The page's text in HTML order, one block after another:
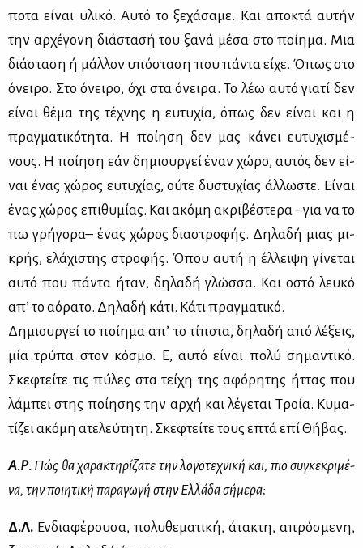
πο­τα εί­ναι υλι­κό. Αυ­τό το ξε­χά­σα­με. Και απο­κτά αυ­τήν
την αρ­χέ­γο­νη διά­στα­σή του ξα­νά μέ­σα στο ποί­η­μα. Μια
διά­στα­ση ή μάλ­λον υπό­στα­ση που πά­ντα εί­χε. Όπως στο
όνει­ρο. Στο όνει­ρο, όχι στα όνει­ρα. Το λέω αυ­τό για­τί δεν
εί­ναι θέ­μα της τέ­χνης η ευ­τυ­χία, όπως δεν εί­ναι και η
πραγ­μα­τι­κό­τη­τα. Η ποί­η­ση δεν μας κά­νει ευ­τυ­χι­σμέ­
νους. Η ποί­η­ση εάν δη­μιουρ­γεί έναν χώ­ρο, αυ­τός δεν εί­
ναι ένας χώ­ρος ευ­τυ­χί­ας, ού­τε δυ­στυ­χί­ας άλ­λω­στε. Εί­ναι
ένας χώ­ρος επι­θυ­μί­ας. Και ακό­μη ακρι­βέ­στε­ρα –για να το
πω γρή­γο­ρα– ένας χώ­ρος δια­στρο­φής. Δη­λα­δή μιας μι­
κρής, ελά­χι­στης στρο­φής. Όπου αυ­τή η έλ­λει­ψη γί­νε­ται
αυ­τό που πά­ντα ήταν, δη­λα­δή γλώσ­σα. Και οστό λευ­κό
απ’ το αό­ρα­το. Δη­λα­δή κά­τι. Κά­τι πραγ­μα­τι­κό.
Δη­μιουρ­γεί το ποί­η­μα απ’ το τί­πο­τα, δη­λα­δή από λέ­ξεις,
μία τρύ­πα στον κό­σμο. Ε, αυ­τό εί­ναι πο­λύ ση­μα­ντι­κό.
Σκε­φτεί­τε τις πύ­λες στα τεί­χη της αφό­ρη­της ήτ­τας που
λά­μπει στης ποί­η­σης την αρ­χή και λέ­γε­ται Τροία. Κυ­μα­
τί­ζει ακό­μη ατε­λεύ­τη­τη. Σκε­φτεί­τε τους επτά επί Θή­βας.
Α.Ρ. Πώς θα χα­ρα­κτη­ρί­ζα­τε την λο­γο­τε­χνι­κή και, πιο συ­γκε­κρι­μέ­
να, την ποι­η­τι­κή πα­ρα­γω­γή στην Ελ­λά­δα σή­με­ρα;
Δ.Λ. Εν­δια­φέ­ρου­σα, πο­λυ­θε­μα­τι­κή, άτα­κτη, απρό­σμε­νη,